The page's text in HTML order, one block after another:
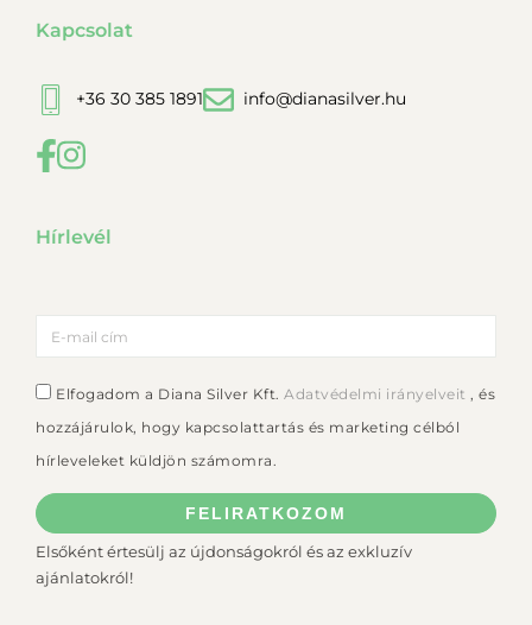
Kapcsolat
+36 30 385 1891 info@dianasilver.hu
Hírlevél
Elfogadom a Diana Silver Kft. Adatvédelmi irányelveit , és
hozzájárulok, hogy kapcsolattartás és marketing célból
hírleveleket küldjön számomra.
FELIRATKOZOM
Elsőként értesülj az újdonságokról és az exkluzív
ajánlatokról!